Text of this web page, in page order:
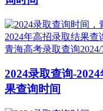
青海高考录取查询
2024录取查询-
果查询时间